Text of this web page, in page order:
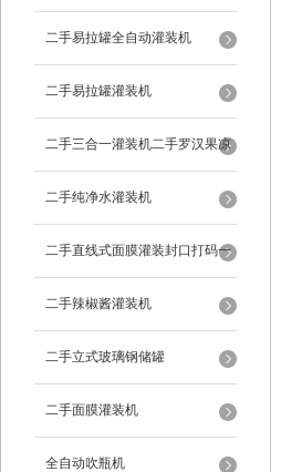
二手易拉罐全自动灌装机
二手易拉罐灌装机
二手三合一灌装机二手罗汉果凉
茶灌装机
二手纯净水灌装机
二手直线式面膜灌装封口打码一
体机
二手辣椒酱灌装机
二手立式玻璃钢储罐
二手面膜灌装机
全自动吹瓶机